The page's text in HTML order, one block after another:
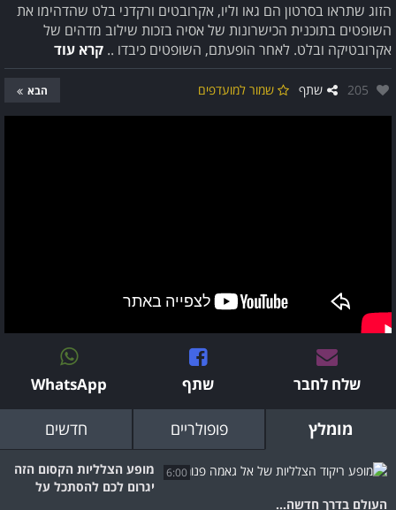
הזוג שתראו בסרטון הם גאו וליו, אקרובטים ורקדני בלט שהדהימו את
השופטים בתוכנית הכישרונות של אסיה בזכות שילוב מדהים של
אקרובטיקה ובלט. לאחר הופעתם, השופטים כיבדו .. קרא עוד
אהבו:
205 שתף שמור למועדפים הבא
שלח לחבר שתף WhatsApp
מומלץ פופולריים חדשים
6:00
מופע הצלליות הקסום הזה
יגרום לכם להסתכל על
העולם בדרך חדשה...